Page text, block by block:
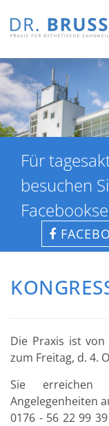
Für
besuchen
Die Praxis ist
zum Freitag, d. 4.
Sie
Angelegenheiten
0176 - 56 22 99